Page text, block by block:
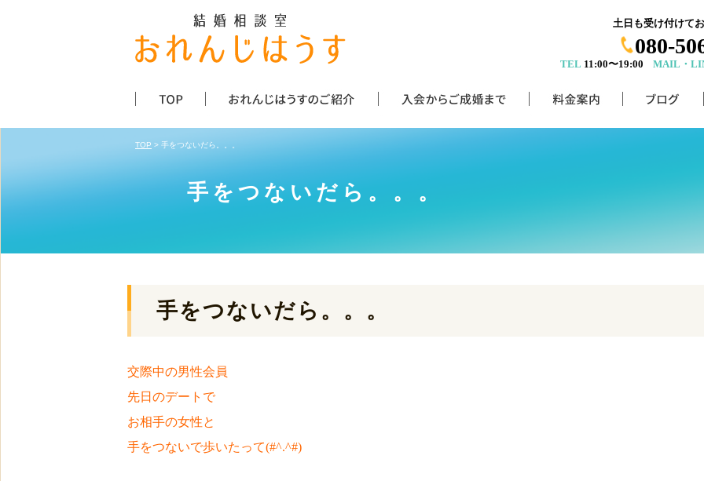
土日も受け付けて
080-
TEL 11:00〜19:00 MAIL・
TOP > 手をつないだら。。。
手をつないだら。。。
手をつないだら。。。
交際中の男性会員
先日のデートで
お相手の女性と
手をつないで歩いたって(#^.^#)